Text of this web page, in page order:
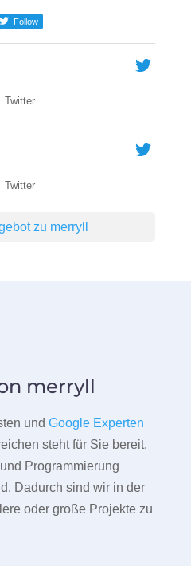
Follow
Twitter
Twitter
zu merryll
merryll
und Google Experten
steht für Sie bereit.
Programmierung
Dadurch sind wir in der
oder große Projekte zu